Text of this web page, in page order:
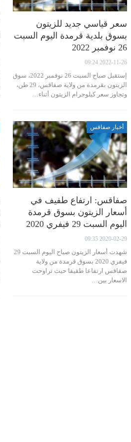
سعر قياسي جديد للزيتون
بسوق بلدية قرمدة اليوم السبت
26 نوفمبر 2022
2022-11-26 09:24
إستقبل صباح السبت 26 نوفمبر 2022، سوق
الزيتون بقرمدة من ولاية صفاقس، 29 طن،
وتجاوز سعر كيلوجرام الزيتون أثناء…
أخبار صفاقس
صفاقس: ارتفاع طفيف في
أسعار الزيتون بسوق قرمدة
اليوم السبت 29 فيفري 2020
2020-02-29 09:35
شهدت أسعار الزيتون صباح اليوم السبت 29
فيفري 2020 بسوق قرمدة من ولاية
صفاقس ارتفاعا طفيفا حيث تراوحت
الاسعار بين…